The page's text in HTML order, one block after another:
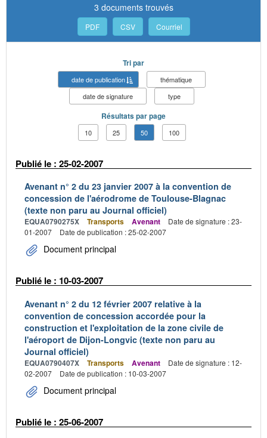
3 documents trouvés
PDF CSV Courriel
Tri par
date de publication
thématique
date de signature
type
Résultats par page
10 25 50 100
Publié le : 25-02-2007
Avenant n° 2 du 23 janvier 2007 à la convention de
concession de l'aérodrome de Toulouse-Blagnac
(texte non paru au Journal officiel)
EQUA0790275X Transports Avenant
Date de signature : 23-
01-2007
Date de publication : 25-02-2007
Document principal
Publié le : 10-03-2007
Avenant n° 2 du 12 février 2007 relative à la
convention de concession accordée pour la
construction et l'exploitation de la zone civile de
l'aéroport de Dijon-Longvic (texte non paru au
Journal officiel)
EQUA0790407X Transports Avenant
Date de signature : 12-
02-2007
Date de publication : 10-03-2007
Document principal
Publié le : 25-06-2007